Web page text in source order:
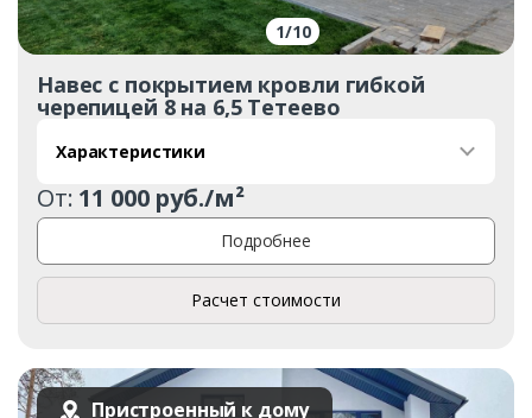
1/10
Навес с покрытием кровли гибкой
черепицей 8 на 6,5 Тетеево
Характеристики
От: 11 000 руб./м²
Подробнее
Расчет стоимости
Пристроенный к дому